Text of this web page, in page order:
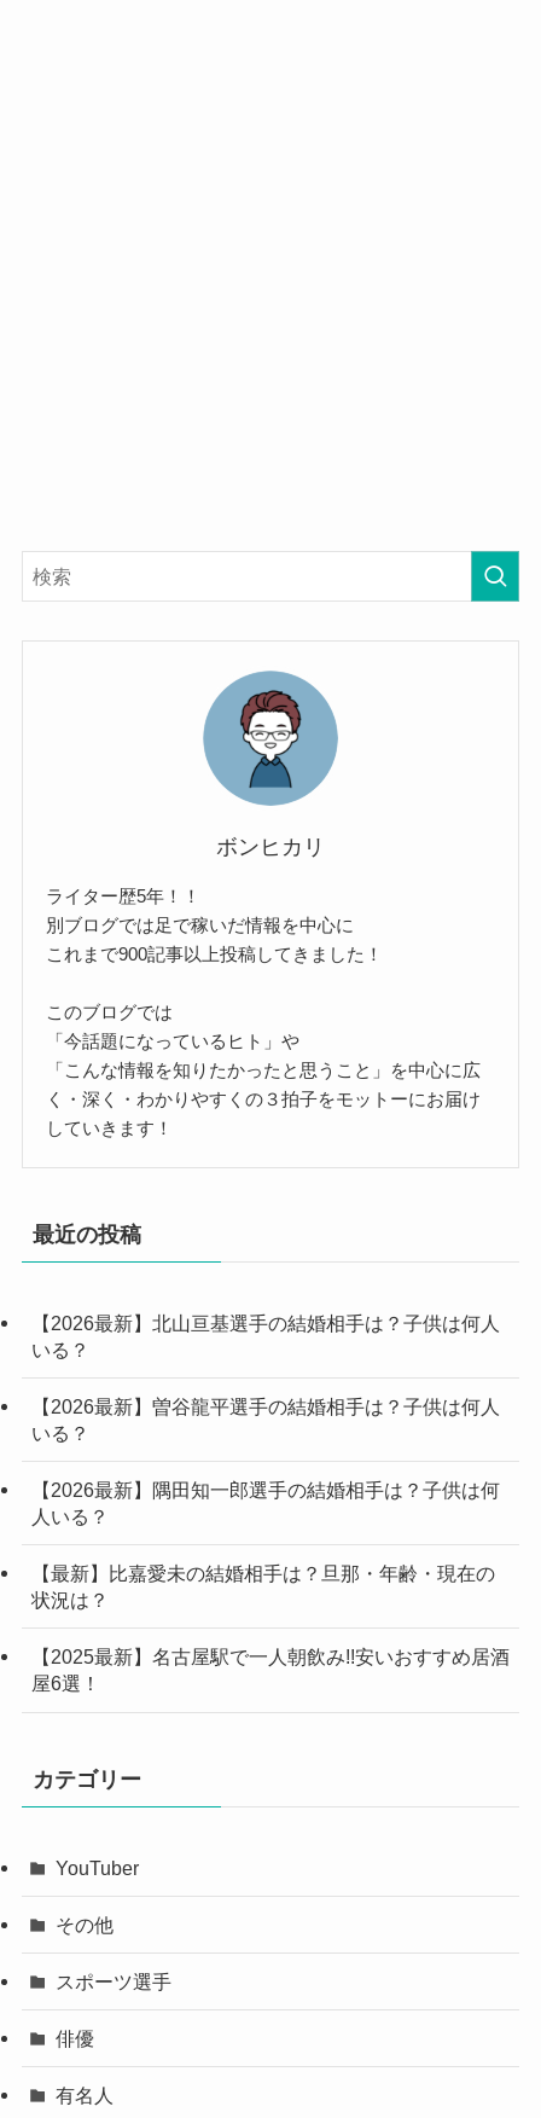
ボンヒカリ
ライター歴5年！！
別ブログでは足で稼いだ情報を中心に
これまで900記事以上投稿してきました！
このブログでは
「今話題になっているヒト」や
「こんな情報を知りたかったと思うこと」を中心に広
く・深く・わかりやすくの３拍子をモットーにお届け
していきます！
最近の投稿
【2026最新】北山亘基選手の結婚相手は？子供は何人
いる？
【2026最新】曽谷龍平選手の結婚相手は？子供は何人
いる？
【2026最新】隅田知一郎選手の結婚相手は？子供は何
人いる？
【最新】比嘉愛未の結婚相手は？旦那・年齢・現在の
状況は？
【2025最新】名古屋駅で一人朝飲み!!安いおすすめ居酒
屋6選！
カテゴリー
YouTuber
その他
スポーツ選手
俳優
有名人